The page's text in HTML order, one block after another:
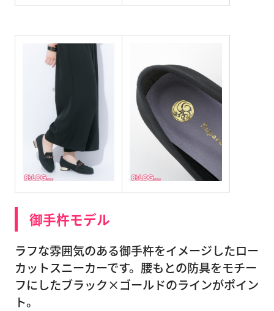
御手杵モデル
ラフな雰囲気のある御手杵をイメージしたロー
カットスニーカーです。腰もとの防具をモチー
フにしたブラック×ゴールドのラインがポイン
ト。